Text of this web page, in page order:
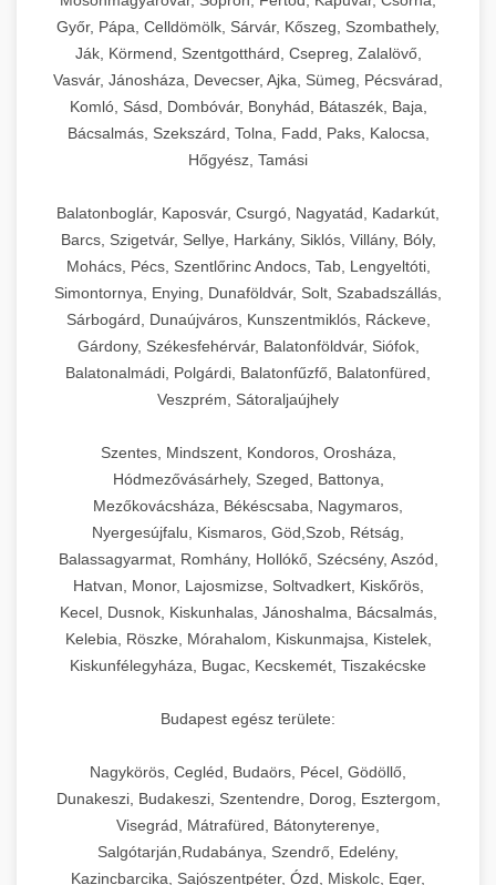
Győr, Pápa, Celldömölk, Sárvár, Kőszeg, Szombathely,
Ják, Körmend, Szentgotthárd, Csepreg, Zalalövő,
Vasvár, Jánosháza, Devecser, Ajka, Sümeg, Pécsvárad,
Komló, Sásd, Dombóvár, Bonyhád, Bátaszék, Baja,
Bácsalmás, Szekszárd, Tolna, Fadd, Paks, Kalocsa,
Hőgyész, Tamási
Balatonboglár, Kaposvár, Csurgó, Nagyatád, Kadarkút,
Barcs, Szigetvár, Sellye, Harkány, Siklós, Villány, Bóly,
Mohács, Pécs, Szentlőrinc Andocs, Tab, Lengyeltóti,
Simontornya, Enying, Dunaföldvár, Solt, Szabadszállás,
Sárbogárd, Dunaújváros, Kunszentmiklós, Ráckeve,
Gárdony, Székesfehérvár, Balatonföldvár, Siófok,
Balatonalmádi, Polgárdi, Balatonfűzfő, Balatonfüred,
Veszprém, Sátoraljaújhely
Szentes, Mindszent, Kondoros, Orosháza,
Hódmezővásárhely, Szeged, Battonya,
Mezőkovácsháza, Békéscsaba, Nagymaros,
Nyergesújfalu, Kismaros, Göd,Szob, Rétság,
Balassagyarmat, Romhány, Hollókő, Szécsény, Aszód,
Hatvan, Monor, Lajosmizse, Soltvadkert, Kiskőrös,
Kecel, Dusnok, Kiskunhalas, Jánoshalma, Bácsalmás,
Kelebia, Röszke, Mórahalom, Kiskunmajsa, Kistelek,
Kiskunfélegyháza, Bugac, Kecskemét, Tiszakécske
Budapest egész területe:
Nagykörös, Cegléd, Budaörs, Pécel, Gödöllő,
Dunakeszi, Budakeszi, Szentendre, Dorog, Esztergom,
Visegrád, Mátrafüred, Bátonyterenye,
Salgótarján,Rudabánya, Szendrő, Edelény,
Kazincbarcika, Sajószentpéter, Ózd, Miskolc, Eger,